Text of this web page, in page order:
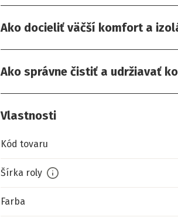
Ako docieliť väčší komfort a
Ako správne čistiť a udržiavať
Vlastnosti
Kód tovaru
Šírka roly
Farba